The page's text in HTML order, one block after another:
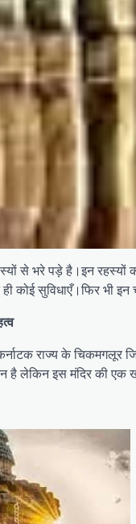
से भरे पड़े है।इन
कोई सुविधाएँ।फिर भी
राज्य के चिकमगलूर
लेकिन इस मंदिर की एक